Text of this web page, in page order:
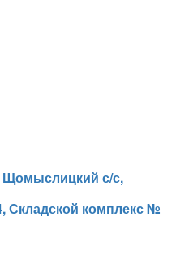
Щомыслицкий с/с,
Складской комплекс №